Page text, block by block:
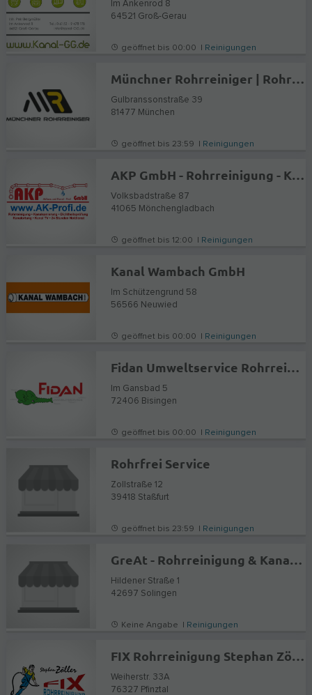
Im Ankenrod 8
64521 Groß-Gerau
geöffnet bis 00:00 | Reinigungen
Münchner Rohrreiniger | Rohrreinigung mit 24/7 Notdienst
Gulbranssonstraße 39
81477 München
geöffnet bis 23:59 | Reinigungen
AKP GmbH - Rohrreinigung - Kanalsanierung - Kanaltechnik
Volksbadstraße 87
41065 Mönchengladbach
geöffnet bis 12:00 | Reinigungen
Kanal Wambach GmbH
Im Schützengrund 58
56566 Neuwied
geöffnet bis 00:00 | Reinigungen
Fidan Umweltservice Rohrreinigung - Kanalreinigung
Im Gansbad 5
72406 Bisingen
geöffnet bis 00:00 | Reinigungen
Rohrfrei Service
Zollstraße 12
39418 Staßfurt
geöffnet bis 23:59 | Reinigungen
GreAt - Rohrreinigung & Kanalsanierung
Hildener Straße 1
42697 Solingen
Keine Angabe | Reinigungen
FIX Rohrreinigung Stephan Zöller
Weiherstr. 33A
76327 Pfinztal